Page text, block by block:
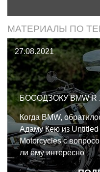
МАТЕРИАЛЫ ПО
27.08.2021
БОСОДЗОКУ BMW R
Когда BMW,
Адаму Кею из Untitled
Motorcycles с
ли ему интересно
кастомизировать R